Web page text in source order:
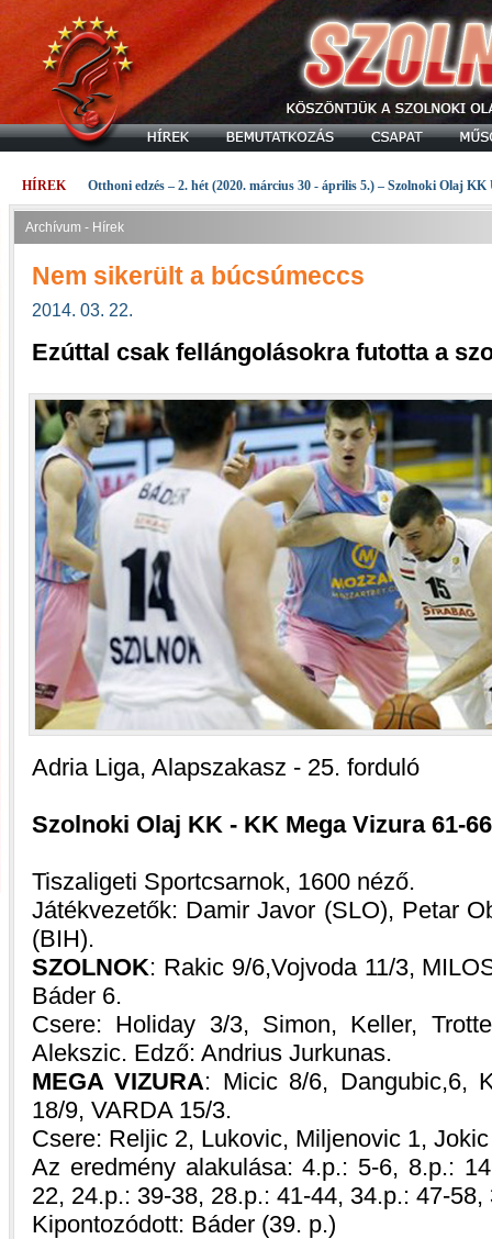
HÍREK Otthoni edzés – 2. hét (2020. március 30 - április 5.) – Szolnoki Olaj KK
Archívum - Hírek
Nem sikerült a búcsúmeccs
2014. 03. 22.
Ezúttal csak fellángolásokra futotta a
Adria Liga, Alapszakasz - 25. forduló
Szolnoki Olaj KK - KK Mega Vizura 61-
Tiszaligeti Sportcsarnok, 1600 néző.
Játékvezetők: Damir Javor (SLO), Petar
(BIH).
SZOLNOK: Rakic 9/6,Vojvoda 11/3,
Báder 6.
Csere: Holiday 3/3, Simon, Keller,
Alekszic. Edző: Andrius Jurkunas.
MEGA VIZURA: Micic 8/6, Dangubic,6,
18/9, VARDA 15/3.
Csere: Reljic 2, Lukovic, Miljenovic 1,
Az eredmény alakulása: 4.p.: 5-6, 8.p.:
22, 24.p.: 39-38, 28.p.: 41-44, 34.p.: 47-58,
Kipontozódott: Báder (39. p.)